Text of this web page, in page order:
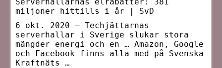
miljoner hittills i år | SvD
6 okt. 2020 — Techjättarnas
serverhallar i Sverige slukar stora
mängder energi och en … Amazon, Google
och Facebook finns alla med på Svenska
Kraftnäts …